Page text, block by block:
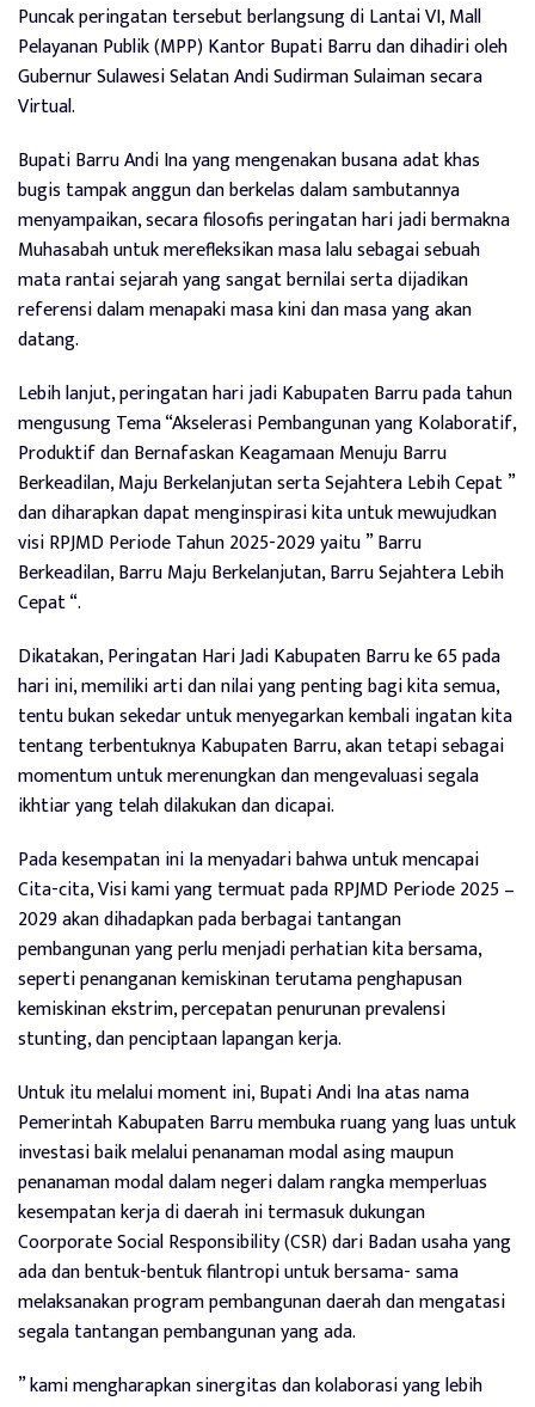
Puncak peringatan tersebut berlangsung di Lantai VI, Mall
Pelayanan Publik (MPP) Kantor Bupati Barru dan dihadiri oleh
Gubernur Sulawesi Selatan Andi Sudirman Sulaiman secara
Virtual.
Bupati Barru Andi Ina yang mengenakan busana adat khas
bugis tampak anggun dan berkelas dalam sambutannya
menyampaikan, secara filosofis peringatan hari jadi bermakna
Muhasabah untuk merefleksikan masa lalu sebagai sebuah
mata rantai sejarah yang sangat bernilai serta dijadikan
referensi dalam menapaki masa kini dan masa yang akan
datang.
Lebih lanjut, peringatan hari jadi Kabupaten Barru pada tahun
mengusung Tema “Akselerasi Pembangunan yang Kolaboratif,
Produktif dan Bernafaskan Keagamaan Menuju Barru
Berkeadilan, Maju Berkelanjutan serta Sejahtera Lebih Cepat ”
dan diharapkan dapat menginspirasi kita untuk mewujudkan
visi RPJMD Periode Tahun 2025-2029 yaitu ” Barru
Berkeadilan, Barru Maju Berkelanjutan, Barru Sejahtera Lebih
Cepat “.
Dikatakan, Peringatan Hari Jadi Kabupaten Barru ke 65 pada
hari ini, memiliki arti dan nilai yang penting bagi kita semua,
tentu bukan sekedar untuk menyegarkan kembali ingatan kita
tentang terbentuknya Kabupaten Barru, akan tetapi sebagai
momentum untuk merenungkan dan mengevaluasi segala
ikhtiar yang telah dilakukan dan dicapai.
Pada kesempatan ini Ia menyadari bahwa untuk mencapai
Cita-cita, Visi kami yang termuat pada RPJMD Periode 2025 –
2029 akan dihadapkan pada berbagai tantangan
pembangunan yang perlu menjadi perhatian kita bersama,
seperti penanganan kemiskinan terutama penghapusan
kemiskinan ekstrim, percepatan penurunan prevalensi
stunting, dan penciptaan lapangan kerja.
Untuk itu melalui moment ini, Bupati Andi Ina atas nama
Pemerintah Kabupaten Barru membuka ruang yang luas untuk
investasi baik melalui penanaman modal asing maupun
penanaman modal dalam negeri dalam rangka memperluas
kesempatan kerja di daerah ini termasuk dukungan
Coorporate Social Responsibility (CSR) dari Badan usaha yang
ada dan bentuk-bentuk filantropi untuk bersama- sama
melaksanakan program pembangunan daerah dan mengatasi
segala tantangan pembangunan yang ada.
” kami mengharapkan sinergitas dan kolaborasi yang lebih